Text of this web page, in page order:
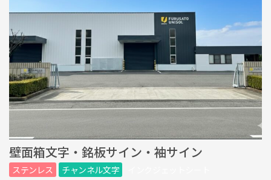
壁面箱文字・銘板サイン・袖サイン
ステンレス チャンネル文字